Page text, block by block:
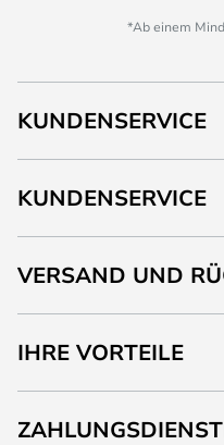
*Ab einem
KUNDENSERVICE
KUNDENSERVICE
VERSAND UND
IHRE VORTEILE